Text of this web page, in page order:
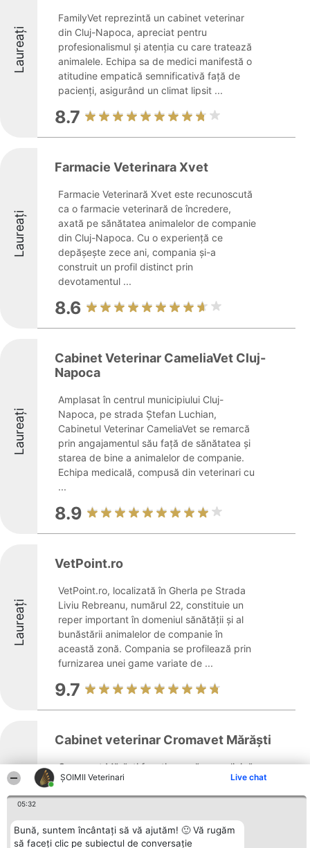
ȘOIMII Veterinari Live chat
05:32
Bună, suntem încântați să vă ajutăm! 🙂 Vă rugăm
să faceți clic pe subiectul de conversație
Laureați
FamilyVet reprezintă un cabinet veterinar
din Cluj-Napoca, apreciat pentru
profesionalismul și atenția cu care tratează
animalele. Echipa sa de medici manifestă o
atitudine empatică semnificativă față de
pacienți, asigurând un climat lipsit ...
8.7
Laureați
Farmacie Veterinara Xvet
Farmacie Veterinară Xvet este recunoscută
ca o farmacie veterinară de încredere,
axată pe sănătatea animalelor de companie
din Cluj-Napoca. Cu o experiență ce
depășește zece ani, compania și-a
construit un profil distinct prin
devotamentul ...
8.6
Laureați
Cabinet Veterinar CameliaVet Cluj-
Napoca
Amplasat în centrul municipiului Cluj-
Napoca, pe strada Ștefan Luchian,
Cabinetul Veterinar CameliaVet se remarcă
prin angajamentul său față de sănătatea și
starea de bine a animalelor de companie.
Echipa medicală, compusă din veterinari cu
...
8.9
Laureați
VetPoint.ro
VetPoint.ro, localizată în Gherla pe Strada
Liviu Rebreanu, numărul 22, constituie un
reper important în domeniul sănătății și al
bunăstării animalelor de companie în
această zonă. Compania se profilează prin
furnizarea unei game variate de ...
9.7
Laureați
Cabinet veterinar Cromavet Mărăşti
Cromavet Mărăști funcționează ca o clinică
veterinară amplasată în centrul municipiului
Cluj-Napoca, specializată în îngrijirea
de rentă. Cu mai bine de zece ani de
experiență în domeniul veterinar ...